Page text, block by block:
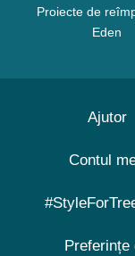
Proiecte de
Eden
Ajutor
Contul
Preferințe